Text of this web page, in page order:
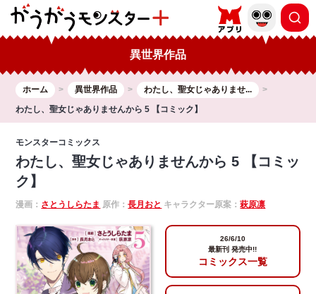
異世界作品
ホーム 異世界作品
わたし、聖女じゃありませ...
わたし、聖女じゃありませんから 5 【コミック】
モンスターコミックス
わたし、聖女じゃありませんから 5 【コミッ
ク】
漫画： さとうしらたま 原作：長月おと キャラクター原案：萩原凛
26/6/10
最新刊 発売中!!
コミックス一覧